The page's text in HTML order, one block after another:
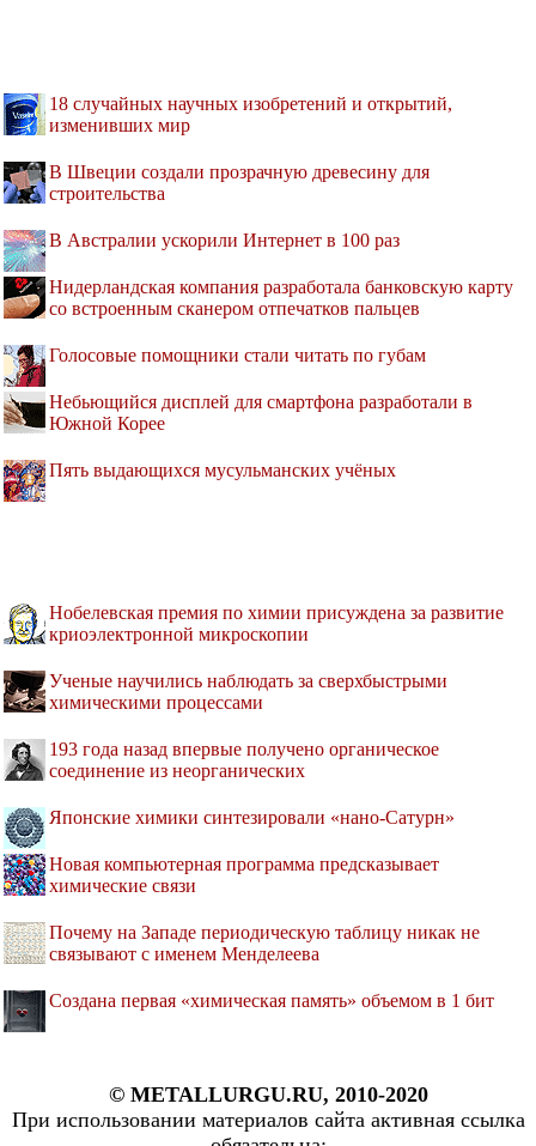
18 случайных научных изобретений и открытий,
изменивших мир
В Швеции создали прозрачную древесину для
строительства
В Австралии ускорили Интернет в 100 раз
Нидерландская компания разработала банковскую карту
со встроенным сканером отпечатков пальцев
Голосовые помощники стали читать по губам
Небьющийся дисплей для смартфона разработали в
Южной Корее
Пять выдающихся мусульманских учёных
Нобелевская премия по химии присуждена за развитие
криоэлектронной микроскопии
Ученые научились наблюдать за сверхбыстрыми
химическими процессами
193 года назад впервые получено органическое
соединение из неорганических
Японские химики синтезировали «нано-Сатурн»
Новая компьютерная программа предсказывает
химические связи
Почему на Западе периодическую таблицу никак не
связывают с именем Менделеева
Создана первая «химическая память» объемом в 1 бит
© METALLURGU.RU, 2010-2020
При использовании материалов сайта активная ссылка